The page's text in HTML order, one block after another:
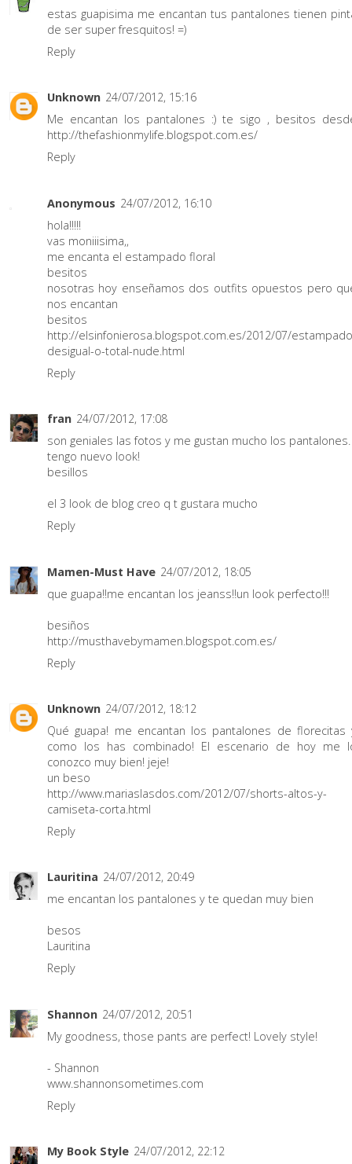
estas guapisima me encantan tus pantalones tienen
de ser super fresquitos! =)
Reply
Unknown 24/07/2012, 15:16
Me encantan los pantalones :) te sigo , besitos
http://thefashionmylife.blogspot.com.es/
Reply
Anonymous 24/07/2012, 16:10
hola!!!!!
vas moniiisima,,
me encanta el estampado floral
besitos
nosotras hoy enseñamos dos outfits opuestos pero
nos encantan
besitos
http://elsinfonierosa.blogspot.com.es/2012/07/
desigual-o-total-nude.html
Reply
fran 24/07/2012, 17:08
son geniales las fotos y me gustan mucho los pantalones.
tengo nuevo look!
besillos
el 3 look de blog creo q t gustara mucho
Reply
Mamen-Must Have 24/07/2012, 18:05
que guapa!!me encantan los jeanss!!un look perfecto!!!
besiños
http://musthavebymamen.blogspot.com.es/
Reply
Unknown 24/07/2012, 18:12
Qué guapa! me encantan los pantalones de florecitas
como los has combinado! El escenario de hoy me
conozco muy bien! jeje!
un beso
http://www.mariaslasdos.com/2012/07/shorts-altos-y-
camiseta-corta.html
Reply
Lauritina 24/07/2012, 20:49
me encantan los pantalones y te quedan muy bien
besos
Lauritina
Reply
Shannon 24/07/2012, 20:51
My goodness, those pants are perfect! Lovely style!
- Shannon
www.shannonsometimes.com
Reply
My Book Style 24/07/2012, 22:12